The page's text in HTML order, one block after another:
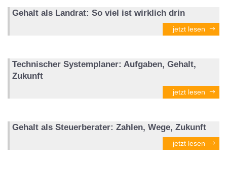
Gehalt als Landrat: So viel ist wirklich drin
jetzt lesen
Technischer Systemplaner: Aufgaben, Gehalt,
Zukunft
jetzt lesen
Gehalt als Steuerberater: Zahlen, Wege, Zukunft
jetzt lesen